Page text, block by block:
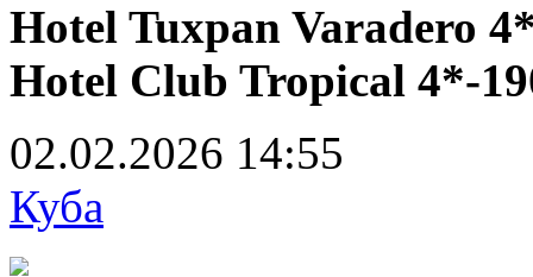
Hotel Tuxpan Varadero
Hotel Club Tropical 4*-
02.02.2026 14:55
Куба